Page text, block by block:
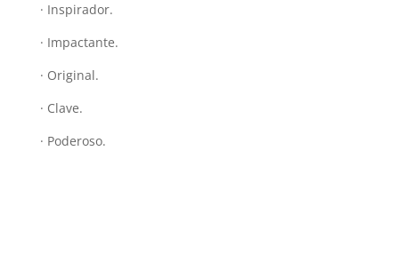
· Inspirador.
· Impactante.
· Original.
· Clave.
· Poderoso.